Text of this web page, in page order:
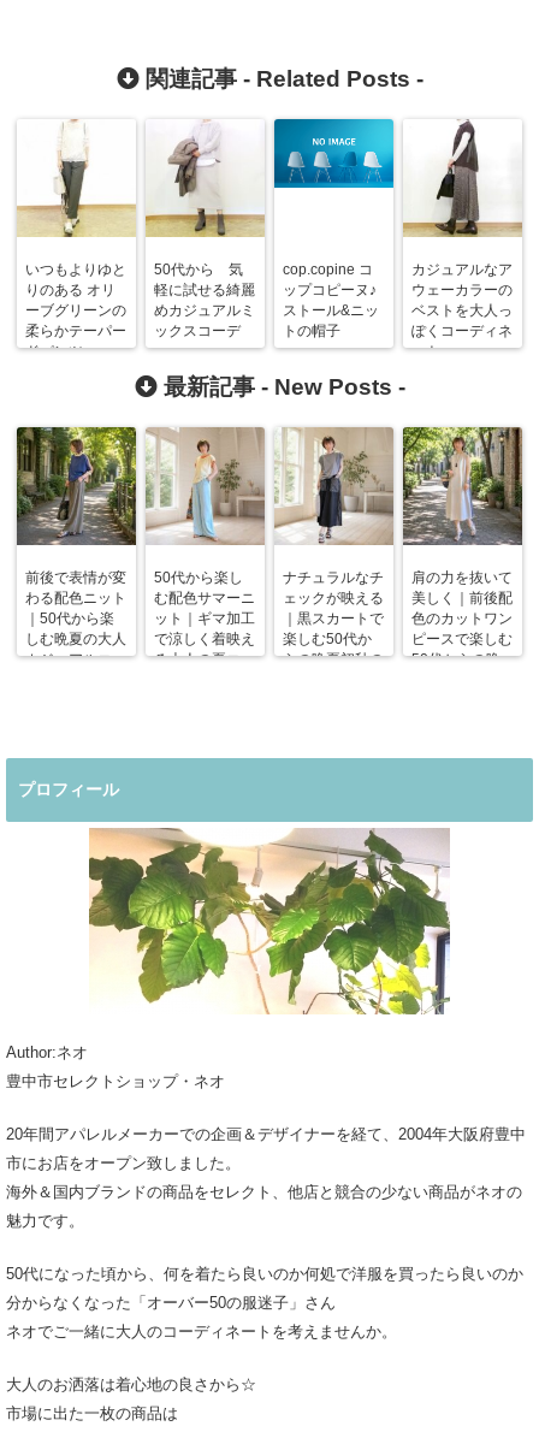
関連記事 - Related Posts -
いつもよりゆと
りのある オリ
ーブグリーンの
柔らかテーパー
ドパンツ
50代から 気
軽に試せる綺麗
めカジュアルミ
ックスコーデ
cop.copine コ
ップコピーヌ♪
ストール&ニッ
トの帽子
カジュアルなア
ウェーカラーの
ベストを大人っ
ぽくコーディネ
ート
最新記事 - New Posts -
前後で表情が変
わる配色ニット
｜50代から楽
しむ晩夏の大人
カジュアルコー
50代から楽し
む配色サマーニ
ット｜ギマ加工
で涼しく着映え
る大人の夏コー
ナチュラルなチ
ェックが映える
｜黒スカートで
楽しむ50代か
らの晩夏初秋の
肩の力を抜いて
美しく｜前後配
色のカットワン
ピースで楽しむ
50代からの晩
プロフィール
Author:ネオ
豊中市セレクトショップ・ネオ
20年間アパレルメーカーでの企画＆デザイナーを経て、2004年大阪府豊中
市にお店をオープン致しました。
海外＆国内ブランドの商品をセレクト、他店と競合の少ない商品がネオの
魅力です。
50代になった頃から、何を着たら良いのか何処で洋服を買ったら良いのか
分からなくなった「オーバー50の服迷子」さん
ネオでご一緒に大人のコーディネートを考えませんか。
大人のお洒落は着心地の良さから☆
市場に出た一枚の商品は